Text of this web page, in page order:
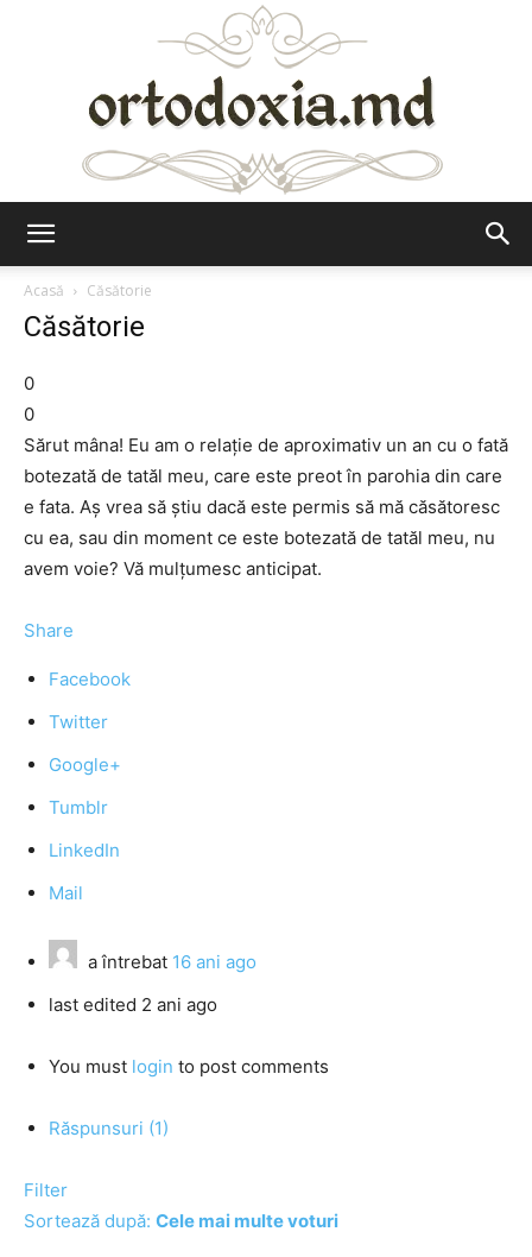
Acasă
Căsătorie
Căsătorie
0
0
Sărut mâna! Eu am o relație de aproximativ un an cu o fată
botezată de tatăl meu, care este preot în parohia din care
e fata. Aș vrea să știu dacă este permis să mă căsătoresc
cu ea, sau din moment ce este botezată de tatăl meu, nu
avem voie? Vă mulțumesc anticipat.
Share
Facebook
Twitter
Google+
Tumblr
LinkedIn
Mail
a întrebat 16 ani ago
last edited 2 ani ago
You must login to post comments
Răspunsuri (1)
Filter
Sortează după: Cele mai multe voturi